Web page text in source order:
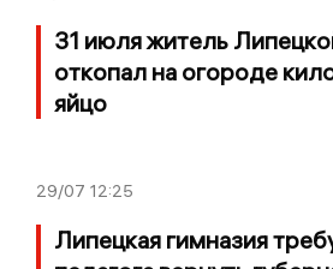
31 июля житель
откопал на огороде
яйцо
29/07 12:25
Липецкая гимназия